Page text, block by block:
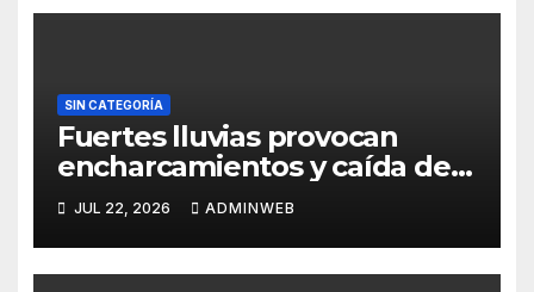
SIN CATEGORÍA
Fuertes lluvias provocan
encharcamientos y caída de
un árbol, sin daños graves en
Acapulco
JUL 22, 2026 ADMINWEB